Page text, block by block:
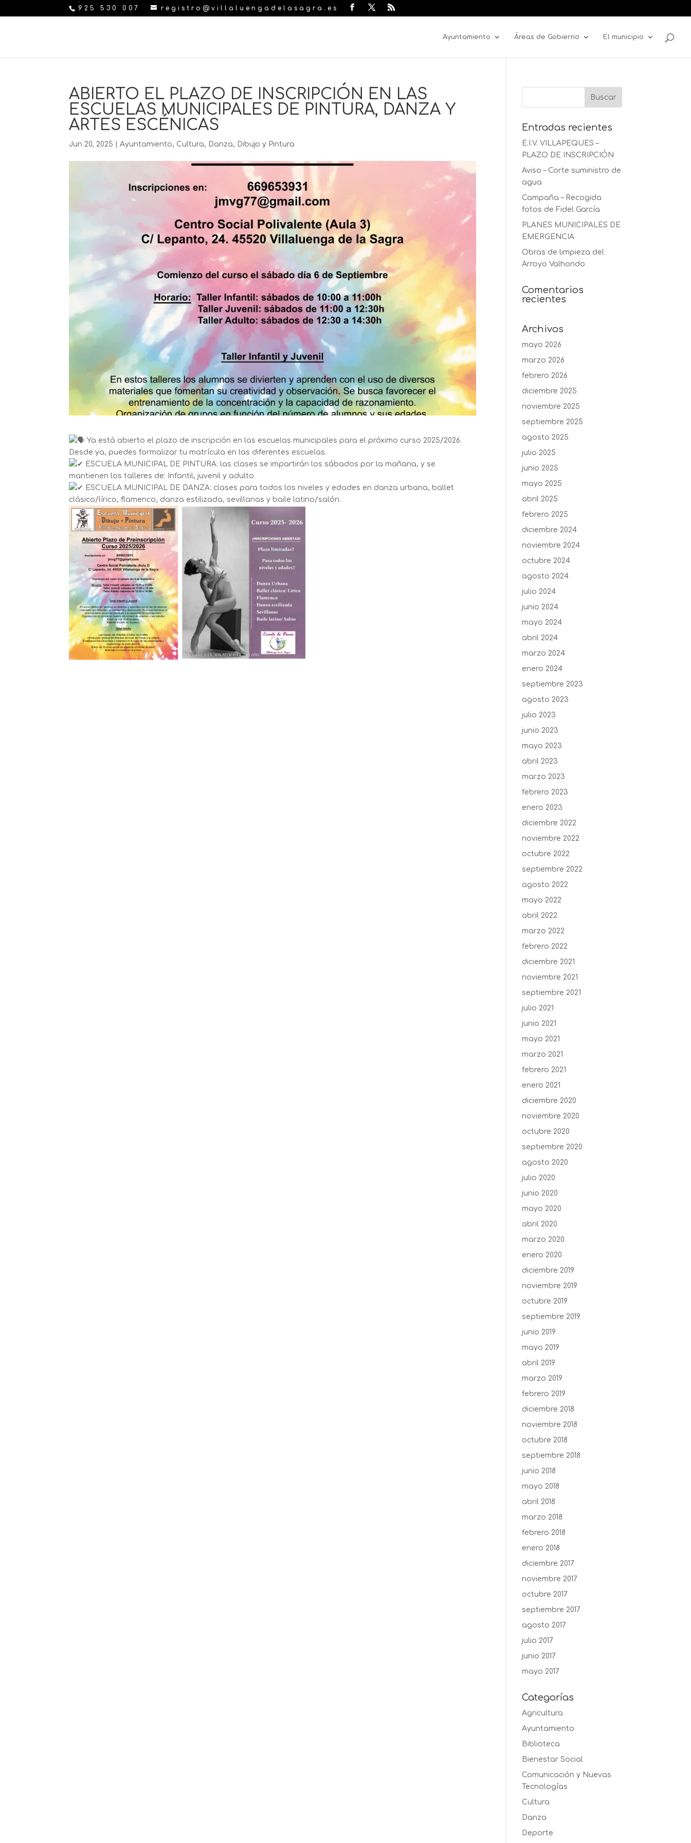
925 530 007 registro@villaluengadelasagra.es
Ayuntamiento Áreas de Gobierno El municipio
ABIERTO EL PLAZO DE INSCRIPCIÓN EN LAS
ESCUELAS MUNICIPALES DE PINTURA, DANZA Y
ARTES ESCÉNICAS
Jun 20, 2025 |Ayuntamiento, Cultura, Danza, Dibujo y Pintura
Ya está abierto el plazo de inscripción en las escuelas municipales para el próximo curso 2025/2026.
Desde ya, puedes formalizar tu matrícula en las diferentes escuelas.
ESCUELA MUNICIPAL DE PINTURA: las clases se impartirán los sábados por la mañana, y se
mantienen los talleres de: Infantil, juvenil y adulto.
ESCUELA MUNICIPAL DE DANZA: clases para todos los niveles y edades en danza urbana, ballet
clásico/lírico, flamenco, danza estilizada, sevillanas y baile latino/salón.
Entradas recientes
E.I.V. VILLAPEQUES –
PLAZO DE INSCRIPCIÓN
Aviso – Corte suministro de
agua
Campaña – Recogida
fotos de Fidel García
PLANES MUNICIPALES DE
EMERGENCIA
Obras de limpieza del
Arroyo Valhondo
Comentarios
recientes
Archivos
mayo 2026
marzo 2026
febrero 2026
diciembre 2025
noviembre 2025
septiembre 2025
agosto 2025
julio 2025
junio 2025
mayo 2025
abril 2025
febrero 2025
diciembre 2024
noviembre 2024
octubre 2024
agosto 2024
julio 2024
junio 2024
mayo 2024
abril 2024
marzo 2024
enero 2024
septiembre 2023
agosto 2023
julio 2023
junio 2023
mayo 2023
abril 2023
marzo 2023
febrero 2023
enero 2023
diciembre 2022
noviembre 2022
octubre 2022
septiembre 2022
agosto 2022
mayo 2022
abril 2022
marzo 2022
febrero 2022
diciembre 2021
noviembre 2021
septiembre 2021
julio 2021
junio 2021
mayo 2021
marzo 2021
febrero 2021
enero 2021
diciembre 2020
noviembre 2020
octubre 2020
septiembre 2020
agosto 2020
julio 2020
junio 2020
mayo 2020
abril 2020
marzo 2020
enero 2020
diciembre 2019
noviembre 2019
octubre 2019
septiembre 2019
junio 2019
mayo 2019
abril 2019
marzo 2019
febrero 2019
diciembre 2018
noviembre 2018
octubre 2018
septiembre 2018
junio 2018
mayo 2018
abril 2018
marzo 2018
febrero 2018
enero 2018
diciembre 2017
noviembre 2017
octubre 2017
septiembre 2017
agosto 2017
julio 2017
junio 2017
mayo 2017
Categorías
Agricultura
Ayuntamiento
Biblioteca
Bienestar Social
Comunicación y Nuevas
Tecnologías
Cultura
Danza
Deporte